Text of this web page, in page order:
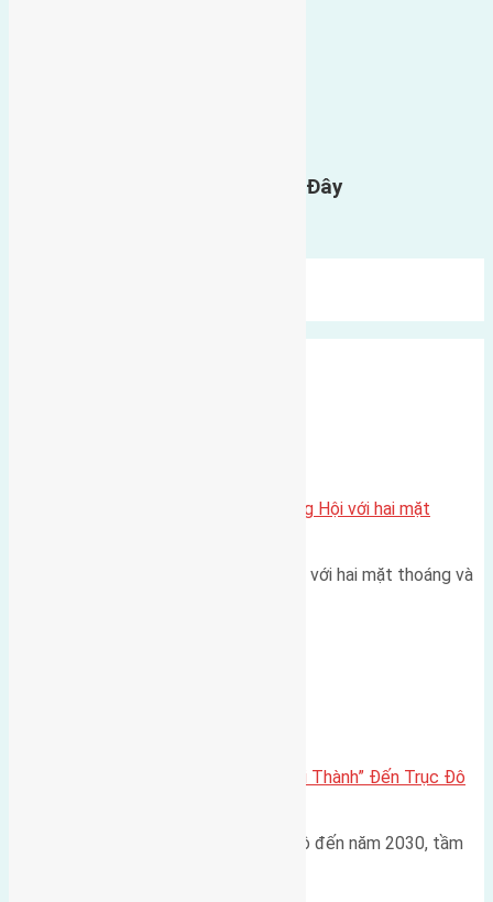
Gửi Tin Nhắn Cho Chúng Tôi Ở Đây
Một vị trí hiếm còn lại tại X1 Đông Hội với hai mặt
Một góc tái định cư X1 Đông Hội với hai mặt thoáng và
Đông Anh 2026: Từ “Huyện Ngoại Thành” Đến Trục Đô
Trong bối cảnh Quy hoạch Thủ đô đến năm 2030, tầm